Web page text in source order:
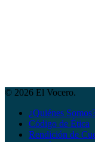
© 2026 El Vocero.
¿Quiénes
Código de Ética
Rendición de